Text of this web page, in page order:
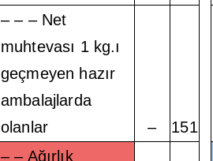
– – – Net
muhtevası 1 kg.ı
geçmeyen hazır
ambalajlarda
olanlar
– 151
– – Ağırlık